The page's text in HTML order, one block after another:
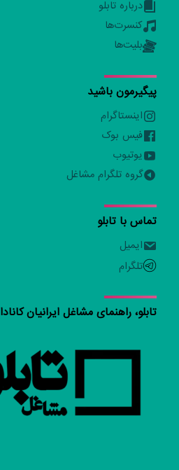
درباره تابلو
کنسرت‌ها
بلیت‌ها
پیگیرمون باشید
اینستاگرام
فیس بوک
یوتیوب
گروه تلگرام مشاغل
تماس با تابلو
ایمیل
تلگرام
تابلو، راهنمای مشاغل ایرانیان کانادا